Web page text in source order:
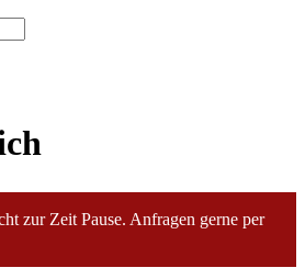
zur Zeit Pause. Anfragen gerne per